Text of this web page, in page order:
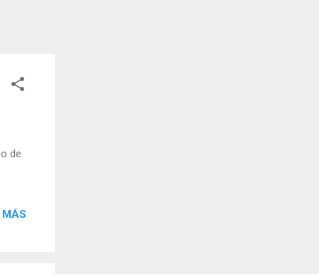
de
MÁS